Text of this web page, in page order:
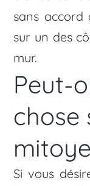
sans accord
sur un des
mur.
Peut-
chose
Si vous